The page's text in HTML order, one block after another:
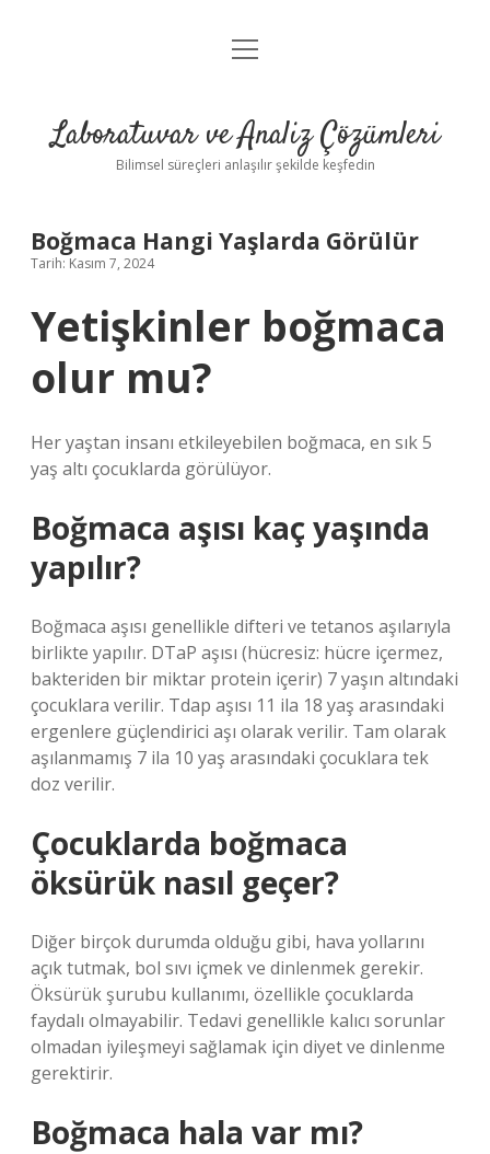
Anasayfa
Yasal Uyarı
menüyü
Laboratuvar ve Analiz Çözümleri
Bilimsel süreçleri anlaşılır şekilde keşfedin
Boğmaca Hangi Yaşlarda Görülür
Tarih: Kasım 7, 2024
Yetişkinler boğmaca
olur mu?
Her yaştan insanı etkileyebilen boğmaca, en sık 5
yaş altı çocuklarda görülüyor.
Boğmaca aşısı kaç yaşında
yapılır?
Boğmaca aşısı genellikle difteri ve tetanos aşılarıyla
birlikte yapılır. DTaP aşısı (hücresiz: hücre içermez,
bakteriden bir miktar protein içerir) 7 yaşın altındaki
çocuklara verilir. Tdap aşısı 11 ila 18 yaş arasındaki
ergenlere güçlendirici aşı olarak verilir. Tam olarak
aşılanmamış 7 ila 10 yaş arasındaki çocuklara tek
doz verilir.
Çocuklarda boğmaca
öksürük nasıl geçer?
Diğer birçok durumda olduğu gibi, hava yollarını
açık tutmak, bol sıvı içmek ve dinlenmek gerekir.
Öksürük şurubu kullanımı, özellikle çocuklarda
faydalı olmayabilir. Tedavi genellikle kalıcı sorunlar
olmadan iyileşmeyi sağlamak için diyet ve dinlenme
gerektirir.
Boğmaca hala var mı?